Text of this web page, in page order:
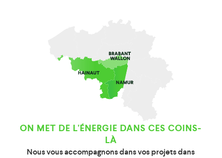
ON MET DE L'ÉNERGIE DANS CES COINS-
LÀ
Nous vous accompagnons dans vos projets dans